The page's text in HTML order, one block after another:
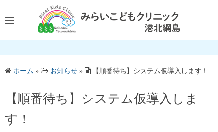
ン
ツ
へ
プ
ホーム » お知らせ » 【順番待ち】システム仮導入します！
【順番待ち】システム仮導入しま
す！